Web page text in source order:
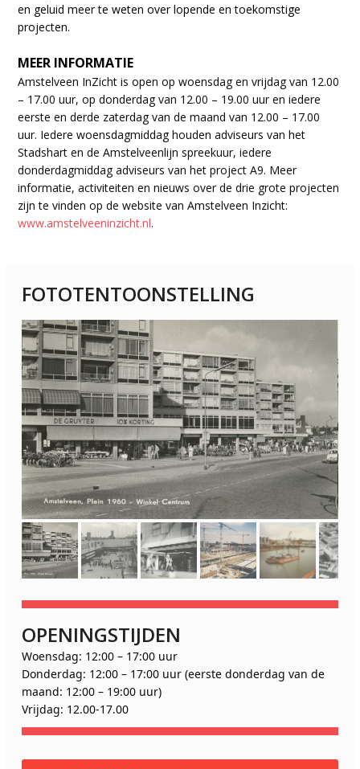
en geluid meer te weten over lopende en toekomstige
projecten.
MEER INFORMATIE
Amstelveen InZicht is open op woensdag en vrijdag van 12.00
– 17.00 uur, op donderdag van 12.00 – 19.00 uur en iedere
eerste en derde zaterdag van de maand van 12.00 – 17.00
uur. Iedere woensdagmiddag houden adviseurs van het
Stadshart en de Amstelveenlijn spreekuur, iedere
donderdagmiddag adviseurs van het project A9. Meer
informatie, activiteiten en nieuws over de drie grote projecten
zijn te vinden op de website van Amstelveen Inzicht:
www.amstelveeninzicht.nl.
FOTOTENTOONSTELLING
OPENINGSTIJDEN
Woensdag: 12:00 – 17:00 uur
Donderdag: 12:00 – 17:00 uur (eerste donderdag van de
maand: 12:00 – 19:00 uur)
Vrijdag: 12.00-17.00